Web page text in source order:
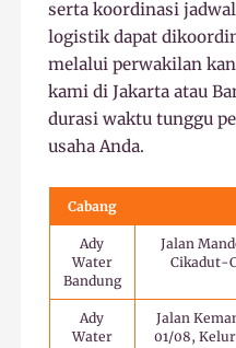
serta koordinasi
logistik dapat
melalui perwakilan
kami di Jakarta atau
durasi waktu tunggu
usaha Anda.
Cabang
Ady
Water
Bandung
Jalan
Cikadut-
Ady
Water
Jalan
01/08,